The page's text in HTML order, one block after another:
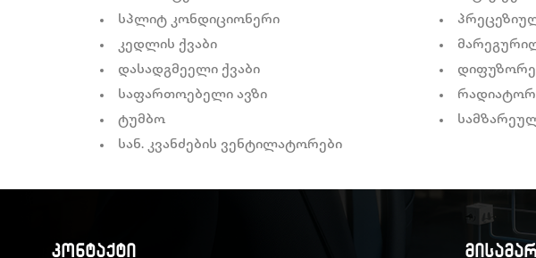
სპლიტ კონდიციონერი
კედლის ქვაბი
დასადგმეელი ქვაბი
საფართოებელი ავზი
ტუმბო
სან. კვანძების ვენტილატორები
კონტაქტი